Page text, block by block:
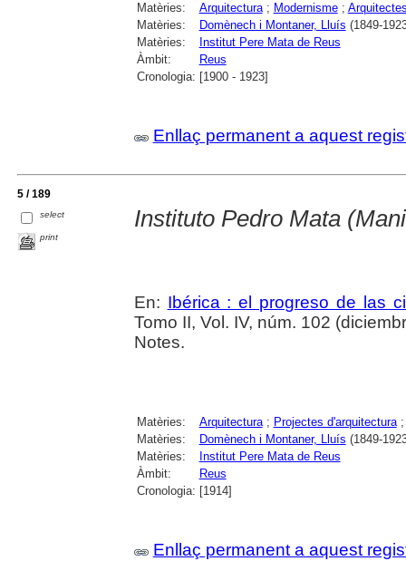
Matèries: Arquitectura; Modernisme;
Matèries:
Domènech i Montaner, Lluís (1849-
Matèries:
Institut Pere Mata de Reus
Àmbit:
Reus
Cronologia: [1900 - 1923]
Enllaç permanent a aquest
5 / 189
select
print
Instituto Pedro Mata
En: Ibérica : el progreso de las
Tomo II, Vol. IV, núm. 102
Notes.
Matèries: Arquitectura; Projectes d'arquitectura
Matèries:
Domènech i Montaner, Lluís (1849-
Matèries:
Institut Pere Mata de Reus
Àmbit:
Reus
Cronologia: [1914]
Enllaç permanent a aquest